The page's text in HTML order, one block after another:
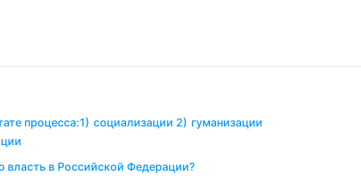
процесса:1) социализации 2) гуманизации
власть в Российской Федерации?